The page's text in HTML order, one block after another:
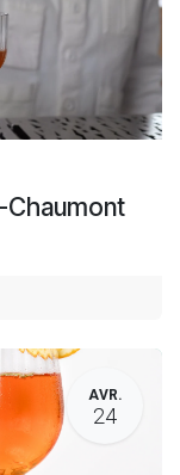
Chaumont
AVR.
24